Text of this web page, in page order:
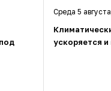
Среда 5
ускоряется